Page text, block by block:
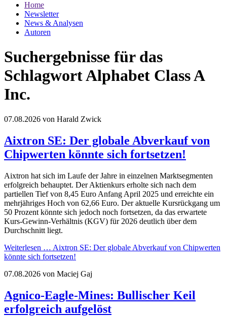
Home
Newsletter
News & Analysen
Autoren
Suchergebnisse für das
Schlagwort Alphabet Class A
Inc.
07.08.2026 von Harald Zwick
Aixtron SE: Der globale Abverkauf von
Chipwerten könnte sich fortsetzen!
Aixtron hat sich im Laufe der Jahre in einzelnen Marktsegmenten
erfolgreich behauptet. Der Aktienkurs erholte sich nach dem
partiellen Tief von 8,45 Euro Anfang April 2025 und erreichte ein
mehrjähriges Hoch von 62,66 Euro. Der aktuelle Kursrückgang um
50 Prozent könnte sich jedoch noch fortsetzen, da das erwartete
Kurs-Gewinn-Verhältnis (KGV) für 2026 deutlich über dem
Durchschnitt liegt.
Weiterlesen … Aixtron SE: Der globale Abverkauf von Chipwerten
könnte sich fortsetzen!
07.08.2026 von Maciej Gaj
Agnico-Eagle-Mines: Bullischer Keil
erfolgreich aufgelöst